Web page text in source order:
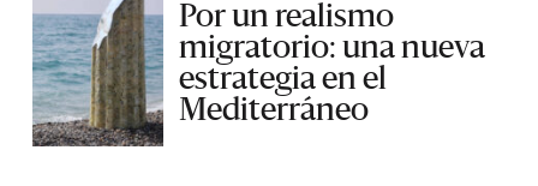
Por un realismo
migratorio: una nueva
estrategia en el
Mediterráneo